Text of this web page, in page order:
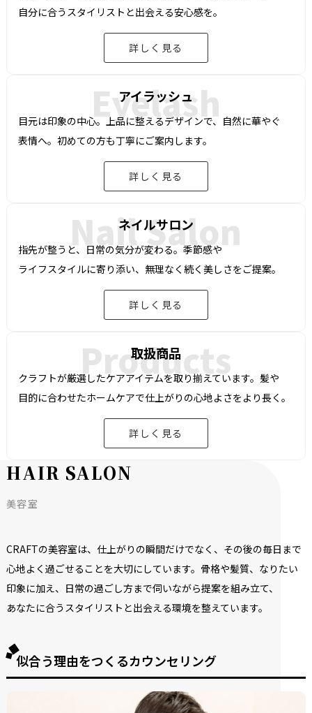
自分に合うスタイリストと出会える安心感を。
詳しく見る
Eyelash
アイラッシュ
目元は印象の中心。上品に整えるデザインで、 自然に華やぐ
表情へ。 初めての方も丁寧にご案内します。
詳しく見る
Nail Salon
ネイルサロン
指先が整うと、 日常の気分が変わる。季節感や
ライフスタイルに寄り添い、 無理なく 続く 美しさをご提案。
詳しく見る
Products
取扱商品
クラフトが厳選したケアアイテムを取り揃えています。 髪や
目的に合わせたホームケアで仕上がりの心地よさをより長く。
詳しく見る
HAIR SALON
美容室
CRAFTの美容室は、 仕上がりの瞬間だけでなく、 その後の毎日まで
心地よく 過ごせる ことを大切に しています。 骨格や髪質、 なりたい
印象に加え、 日常の過ごし方まで伺いながら提案を組み立て、
あなたに合うスタイリストと出会える環境を整えています。
似合う理由をつくるカウンセリング